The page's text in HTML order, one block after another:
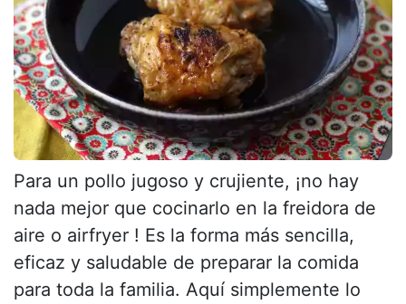
Para un pollo jugoso y crujiente, ¡no hay
nada mejor que cocinarlo en la freidora de
aire o airfryer ! Es la forma más sencilla,
eficaz y saludable de preparar la comida
para toda la familia. Aquí simplemente lo